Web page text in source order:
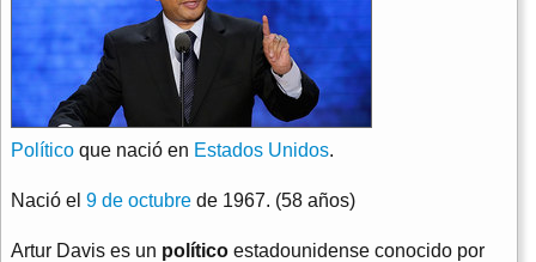
Político que nació en Estados Unidos.
Nació el 9 de octubre de 1967. (58 años)
Artur Davis es un político estadounidense conocido por